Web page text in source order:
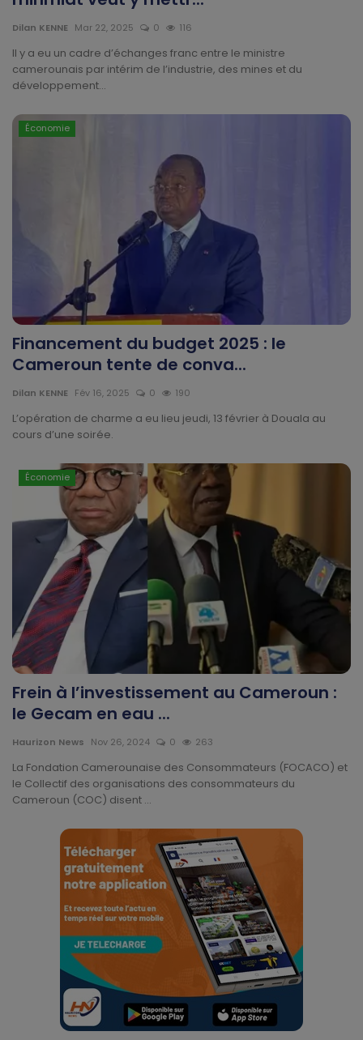
Technologie
Motivation
Politique
Articles Sponsorisés
Culture
Actu People
Voyages
Monde
Blagues
Religion
Gallery
LifeStyle
Gabon
Vidéos
Échos des collectivités
Chroniques
Nécrologie
Dilan KENNE Mar 22, 2025 0 116
Il y a eu un cadre d’échanges franc entre le ministre
camerounais par intérim de l’industrie, des mines et du
développement...
Économie
Financement du budget 2025 : le
Cameroun tente de conva...
Dilan KENNE Fév 16, 2025 0 190
L’opération de charme a eu lieu jeudi, 13 février à Douala au
cours d’une soirée.
Économie
Frein à l’investissement au Cameroun :
le Gecam en eau ...
Haurizon News Nov 26, 2024 0 263
La Fondation Camerounaise des Consommateurs (FOCACO) et
le Collectif des organisations des consommateurs du
Cameroun (COC) disent ...